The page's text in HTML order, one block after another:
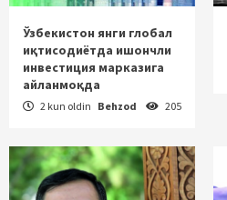
Ўзбекистон янги глобал
иқтисодиётда ишончли
инвестиция марказига
айланмоқда
2 kun oldin Behzod 205